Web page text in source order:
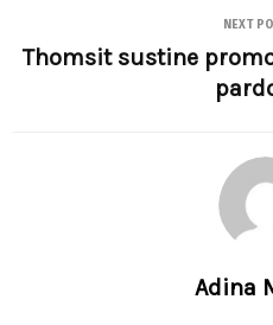
NEXT
Thomsit sustine
Adina